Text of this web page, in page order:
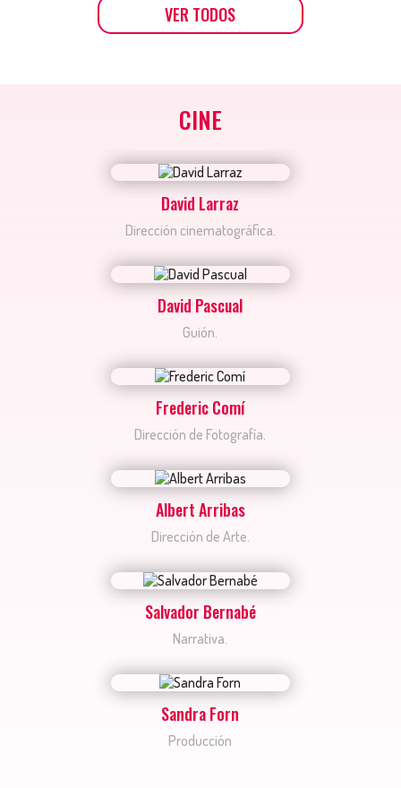
VER TODOS
CINE
David Larraz
Dirección cinematográfica.
David Pascual
Guión.
Frederic Comí
Dirección de Fotografía.
Albert Arribas
Dirección de Arte.
Salvador Bernabé
Narrativa.
Sandra Forn
Producción